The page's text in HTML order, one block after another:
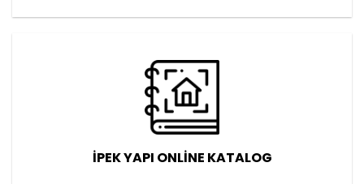
İPEK YAPI ONLİNE KATALOG